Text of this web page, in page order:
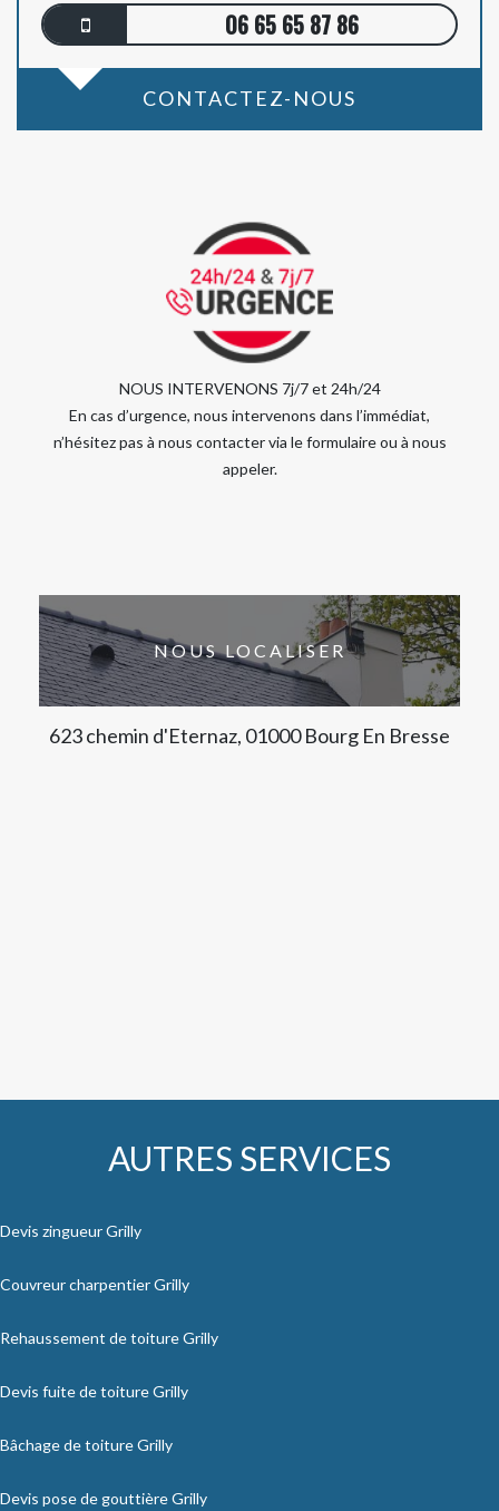
06 65 65 87 86
CONTACTEZ-NOUS
NOUS INTERVENONS 7j/7 et 24h/24
En cas d’urgence, nous intervenons dans l’immédiat,
n’hésitez pas à nous contacter via le formulaire ou à nous
appeler.
NOUS LOCALISER
623 chemin d'Eternaz, 01000 Bourg En Bresse
AUTRES SERVICES
Devis zingueur Grilly
Couvreur charpentier Grilly
Rehaussement de toiture Grilly
Devis fuite de toiture Grilly
Bâchage de toiture Grilly
Devis pose de gouttière Grilly